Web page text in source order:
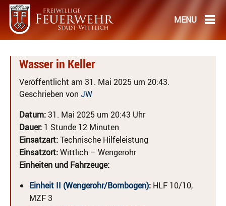
Wasser in Keller
Veröffentlicht am 31. Mai 2025 um 20:43.
Geschrieben von JW
Datum:31. Mai 2025 um 20:43 Uhr
Dauer: 1 Stunde 12 Minuten
Einsatzart:Technische Hilfeleistung
Einsatzort:Wittlich – Wengerohr
Einheiten und Fahrzeuge:
Einheit II (Wengerohr/Bombogen): HLF 10/10,
MZF 3